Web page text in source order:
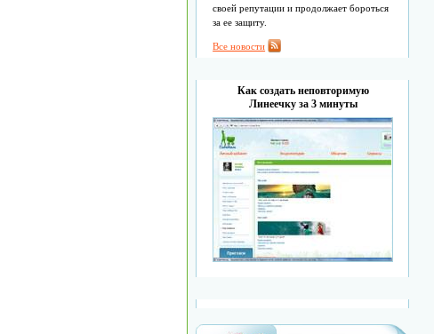
своей репутации и продолжает бороться
за ее защиту.
Все новости
Как создать неповторимую
Линеечку за 3 минуты